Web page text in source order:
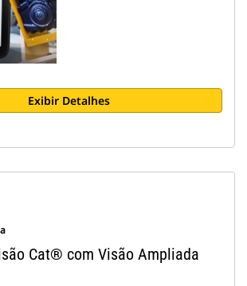
Exibir Detalhes
Cat® com Visão Ampliada